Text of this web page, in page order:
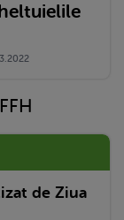
de Ziua